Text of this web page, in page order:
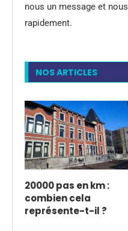
nous un message et
rapidement.
NOS ARTICLES
20000 pas en km :
combien cela
représente-t-il ?